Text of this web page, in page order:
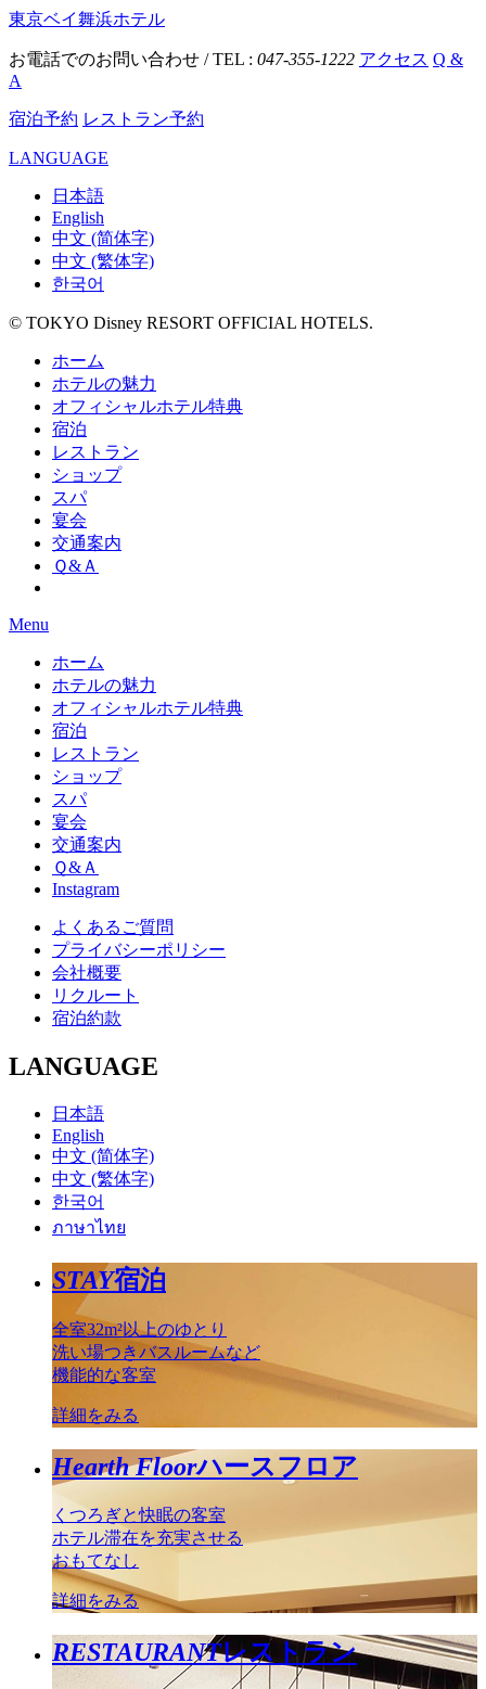
東京ベイ舞浜ホテル
お電話でのお問い合わせ / TEL : 047-355-1222 アクセス Q &
A
宿泊予約 レストラン予約
LANGUAGE
日本語
English
中文 (简体字)
中文 (繁体字)
한국어
© TOKYO Disney RESORT OFFICIAL HOTELS.
ホーム
ホテルの魅力
オフィシャルホテル特典
宿泊
レストラン
ショップ
スパ
宴会
交通案内
Ｑ&Ａ
Menu
ホーム
ホテルの魅力
オフィシャルホテル特典
宿泊
レストラン
ショップ
スパ
宴会
交通案内
Ｑ&Ａ
Instagram
よくあるご質問
プライバシーポリシー
会社概要
リクルート
宿泊約款
LANGUAGE
日本語
English
中文 (简体字)
中文 (繁体字)
한국어
ภาษาไทย
STAY宿泊
全室32m²以上のゆとり
洗い場つきバスルームなど
機能的な客室
詳細をみる
Hearth Floorハースフロア
くつろぎと快眠の客室
ホテル滞在を充実させる
おもてなし
詳細をみる
RESTAURANTレストラン